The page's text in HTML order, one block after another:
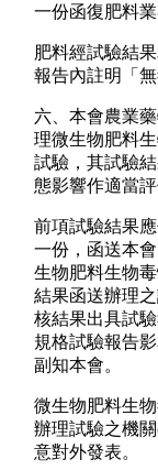
一份函復肥料
肥料經試驗結
報告內註明「無
六、本會農業
理微生物肥料
試驗，其試驗
態影響作適當評
前項試驗結果
一份，函送本
生物肥料生物
結果函送辦理
核結果出具試
規格試驗報告
副知本會。
微生物肥料生
辦理試驗之機
意對外發表。